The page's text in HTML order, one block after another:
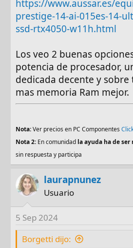
https://www.aussar.es/
prestige-14-ai-015es-14-
ssd-rtx4050-w11h.html
Los veo 2 buenas
potencia de procesador,
dedicada decente y
mas memoria Ram mejor.
Nota:Ver precios en PC Componentes
Nota 2: En comunidad la ayuda ha de ser
sin respuesta y participa
laurapnunez
Usuario
5 Sep 2024
Borgetti dijo: